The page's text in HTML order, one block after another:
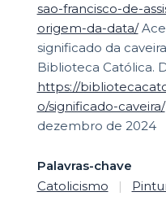
sao-francisco-de-
origem-da-data/
significado da
Biblioteca Católica.
https://
o/significado-caveira/
dezembro de 2024
Palavras-chave
Catolicismo
|